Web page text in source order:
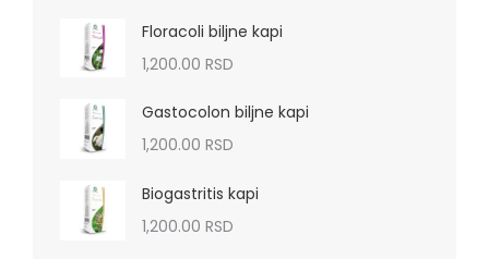
Floracoli biljne kapi
1,200.00 RSD
Gastocolon biljne kapi
1,200.00 RSD
Biogastritis kapi
1,200.00 RSD